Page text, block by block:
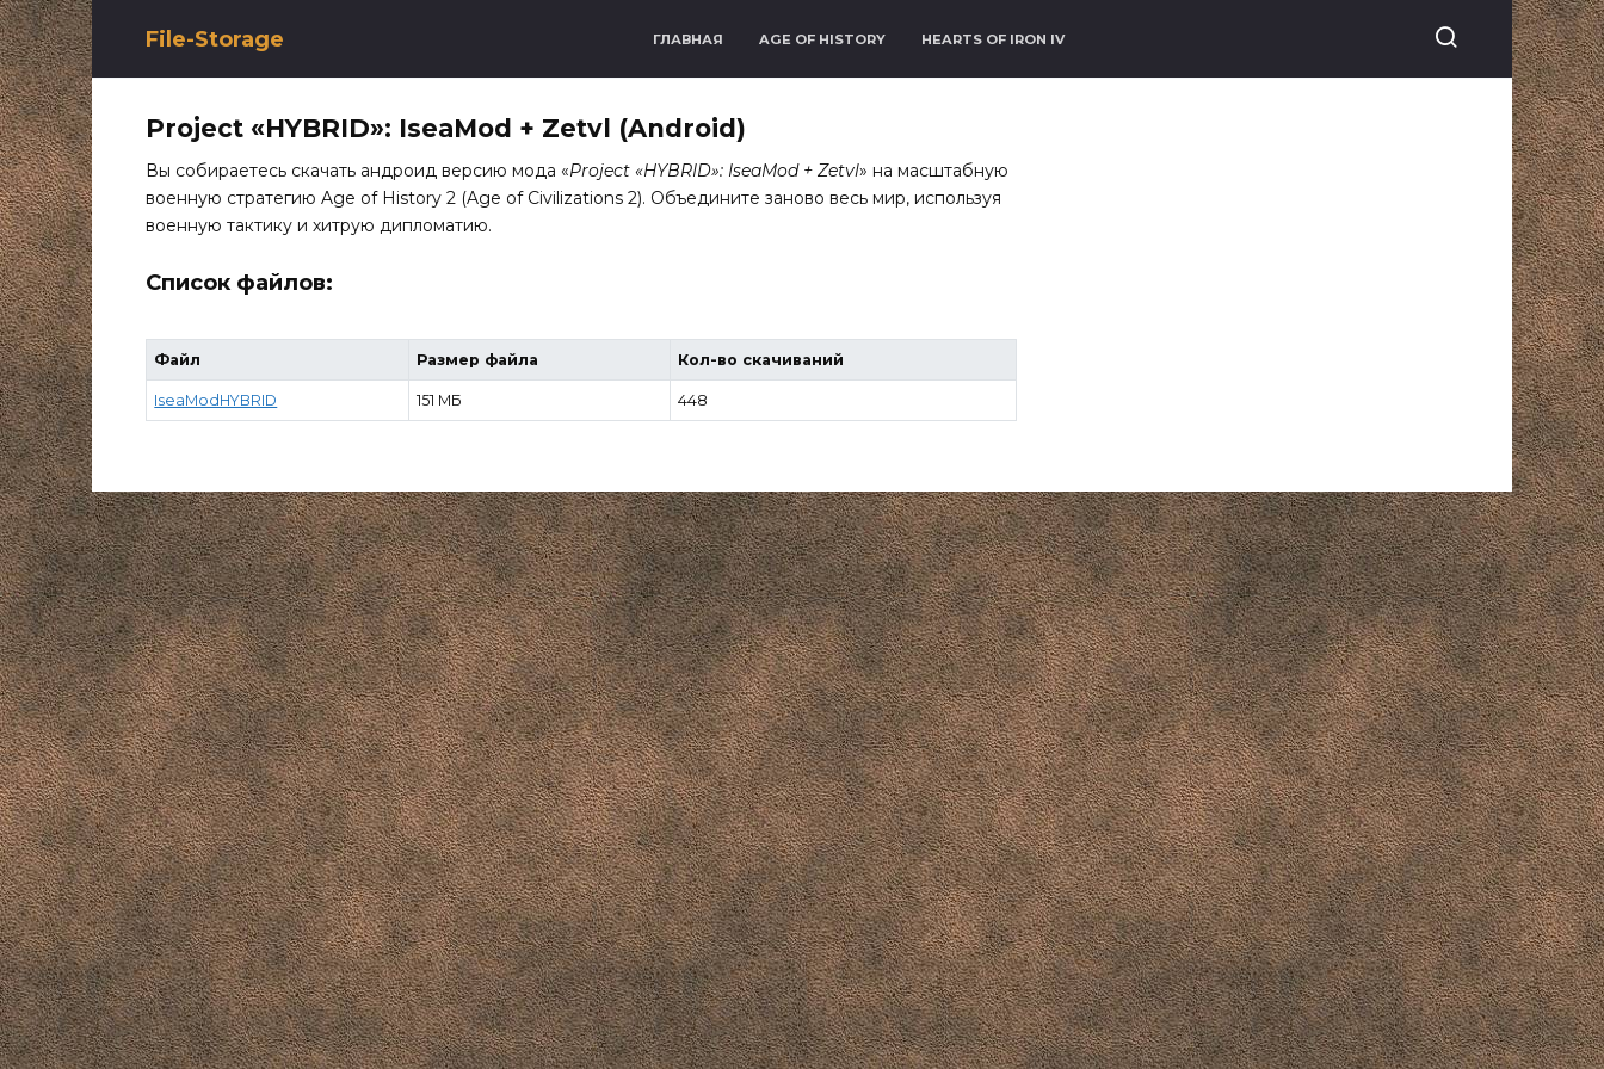
Перейти
к
содержанию
File-Storage ГЛАВНАЯ AGE OF HISTORY HEARTS OF IRON IV
Project «HYBRID»: IseaMod + Zetvl (Android)
Вы собираетесь скачать андроид версию мода «Project «HYBRID»: IseaMod + Zetvl» на масштабную
военную стратегию Age of History 2 (Age of Civilizations 2). Объедините заново весь мир, используя
военную тактику и хитрую дипломатию.
Список файлов:
Файл Размер файла Кол-во скачиваний
IseaModHYBRID 151 МБ 448